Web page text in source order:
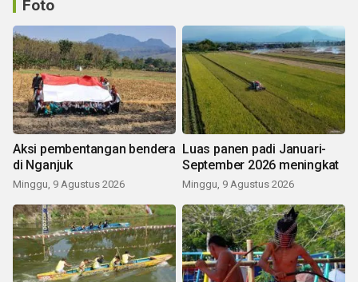
Foto
Aksi pembentangan bendera
di Nganjuk
Minggu, 9 Agustus 2026
Luas panen padi Januari-
September 2026 meningkat
Minggu, 9 Agustus 2026